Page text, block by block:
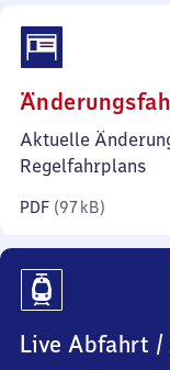
Aktuelle
Regelfahrplans
PDF (97 kB)
Live Abfahrt /